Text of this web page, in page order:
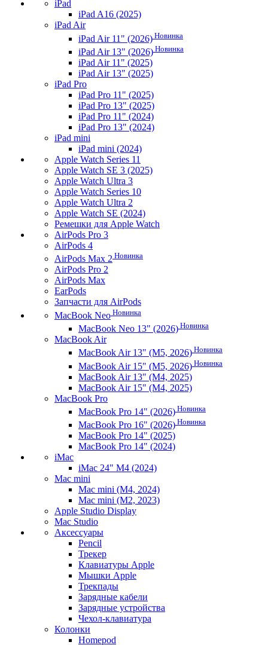
iPad
iPad A16 (2025)
iPad Air
iPad Air 11" (2026) Новинка
iPad Air 13" (2026) Новинка
iPad Air 11" (2025)
iPad Air 13" (2025)
iPad Pro
iPad Pro 11" (2025)
iPad Pro 13" (2025)
iPad Pro 11" (2024)
iPad Pro 13" (2024)
iPad mini
iPad mini (2024)
Apple Watch Series 11
Apple Watch SE 3 (2025)
Apple Watch Ultra 3
Apple Watch Series 10
Apple Watch Ultra 2
Apple Watch SE (2024)
Ремешки для Apple Watch
AirPods Pro 3
AirPods 4
AirPods Max 2 Новинка
AirPods Pro 2
AirPods Max
EarPods
Запчасти для AirPods
MacBook Neo Новинка
MacBook Neo 13" (2026) Новинка
MacBook Air
MacBook Air 13" (M5, 2026) Новинка
MacBook Air 15" (M5, 2026) Новинка
MacBook Air 13" (M4, 2025)
MacBook Air 15" (M4, 2025)
MacBook Pro
MacBook Pro 14" (2026) Новинка
MacBook Pro 16" (2026) Новинка
MacBook Pro 14" (2025)
MacBook Pro 14" (2024)
iMac
iMac 24" M4 (2024)
Mac mini
Mac mini (M4, 2024)
Mac mini (M2, 2023)
Apple Studio Display
Mac Studio
Аксессуары
Pencil
Трекер
Клавиатуры Apple
Мышки Apple
Трекпады
Зарядные кабели
Зарядные устройства
Чехол-клавиатура
Колонки
Homepod